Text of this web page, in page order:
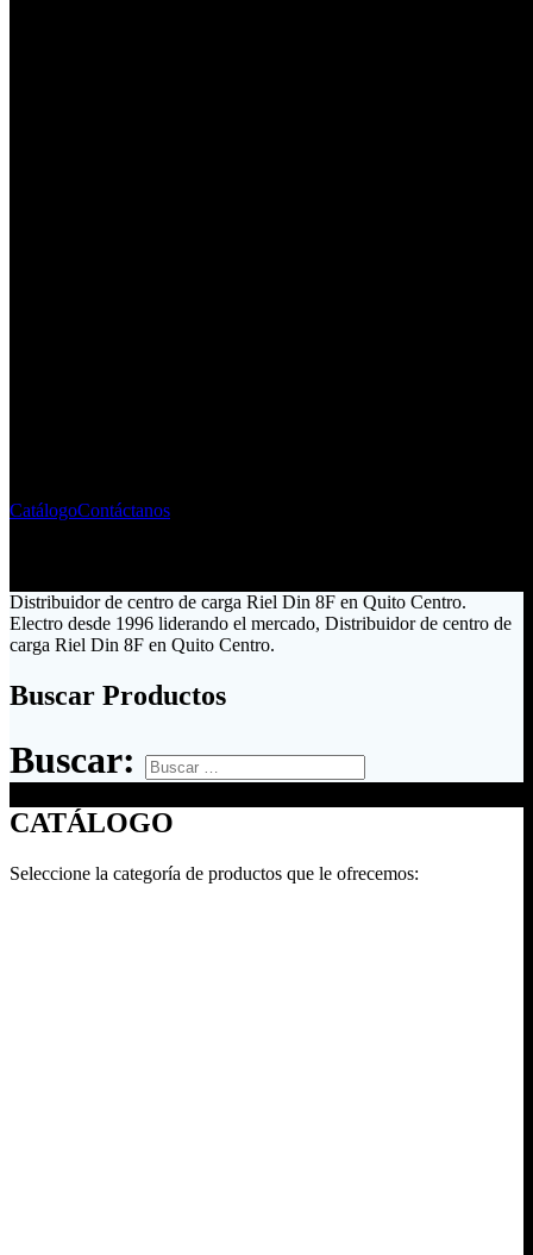
CatálogoContáctanos
Distribuidor de centro de carga Riel Din 8F en Quito Centro.
Electro desde 1996 liderando el mercado, Distribuidor de centro de
carga Riel Din 8F en Quito Centro.
Buscar Productos
Buscar:
CATÁLOGO
Seleccione la categoría de productos que le ofrecemos: